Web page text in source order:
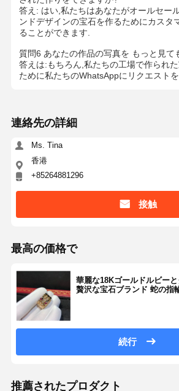
14K ゴールドプレート ネックレス
オーダーメイドプラチナ宝石
答え: はい,私たちはあなたがオールセー
ンドデザインの宝石を作るためにカスタ
ることができます.
質問6 あなたの作品の写真を もっと見て
答えは:もちろん,私たちの工場で作られ
ために私たちのWhatsAppにリクエスト
連絡先の詳細
Ms. Tina
香港
+85264881296
接触
最高の価格で
華麗な18Kゴールドルビー
贅沢な宝石ブランド 蛇の指
続行
推薦されたプロダクト